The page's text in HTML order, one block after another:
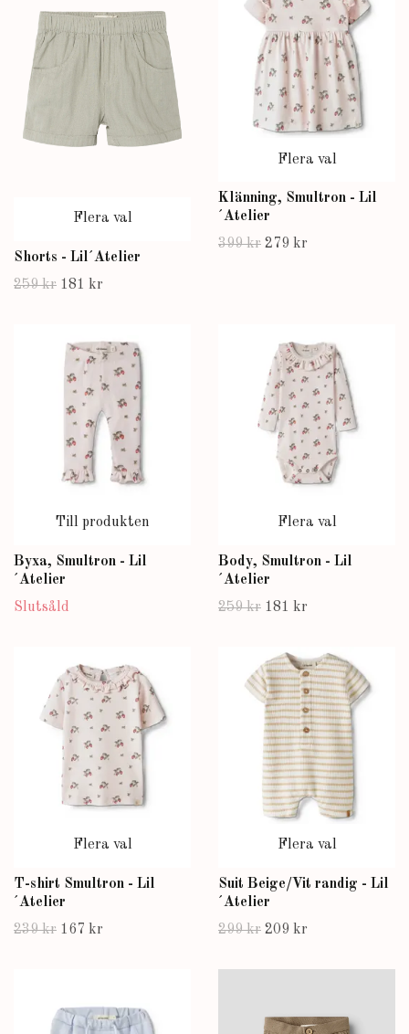
Flera val
Shorts - Lil´Atelier
259 kr 181 kr
Flera val
Klänning, Smultron - Lil
´Atelier
399 kr 279 kr
Till produkten
Byxa, Smultron - Lil
´Atelier
Slutsåld
Flera val
Body, Smultron - Lil
´Atelier
259 kr 181 kr
Flera val
T-shirt Smultron - Lil
´Atelier
239 kr 167 kr
Flera val
Suit Beige/Vit randig - Lil
´Atelier
299 kr 209 kr